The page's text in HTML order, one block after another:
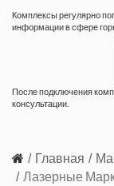
Комплексы регулярно
информации в сфере
После подключения
консультации.
Главная
Лазерные